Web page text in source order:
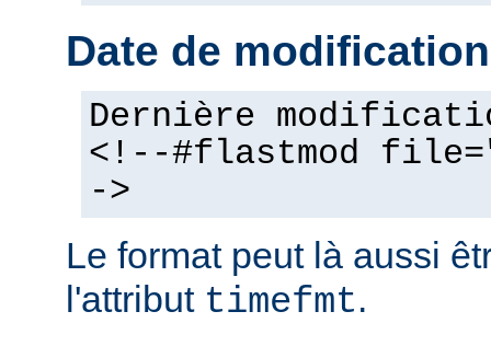
Date de
Dernière
<!--#flastmod
->
Le format peut là aussi
l'attribut timefmt.